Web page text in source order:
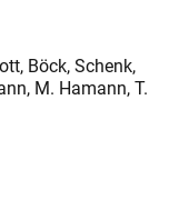
Böck, Schenk,
M. Hamann, T.